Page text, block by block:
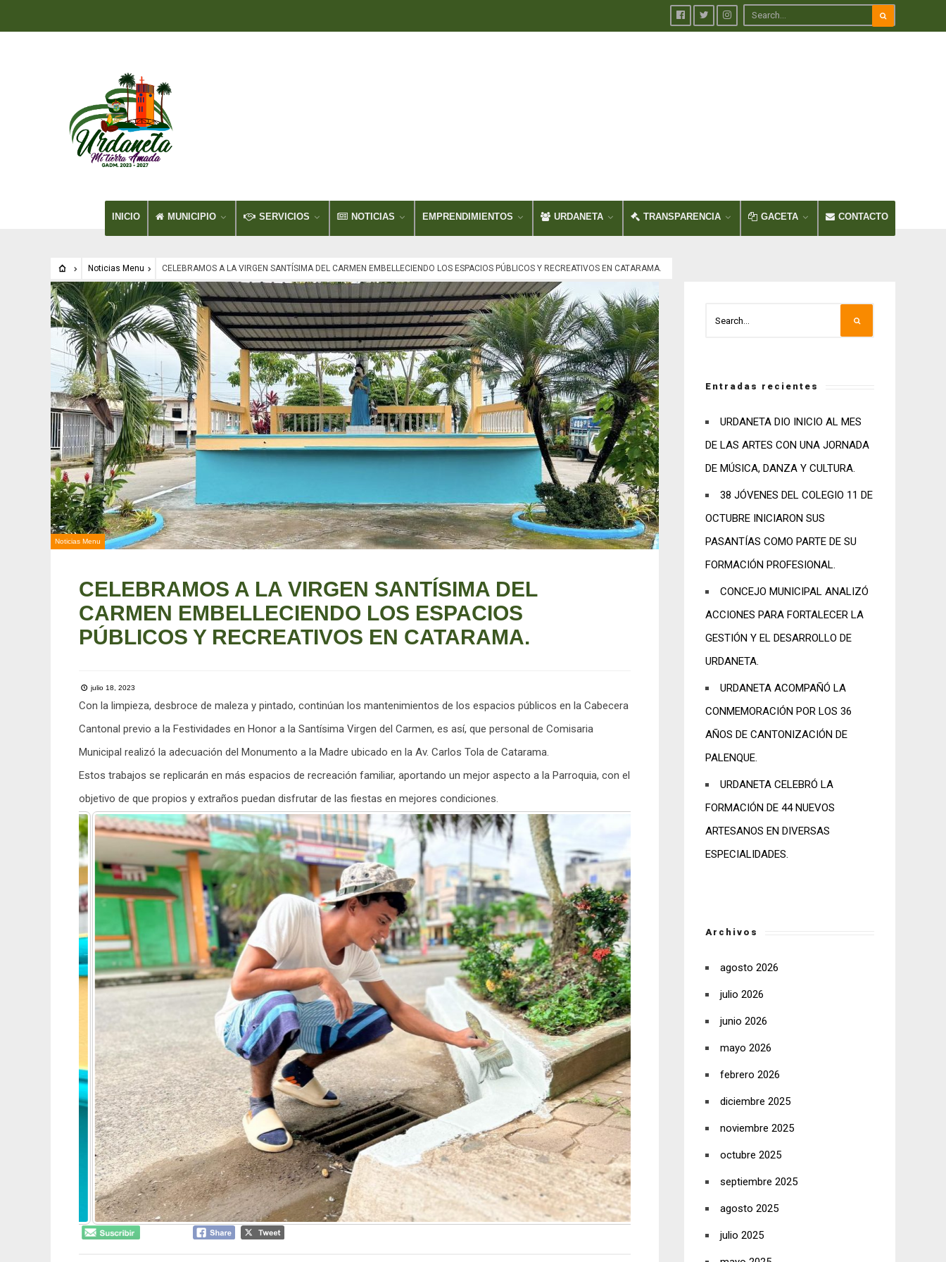
INICIO MUNICIPIO SERVICIOS NOTICIAS EMPRENDIMIENTOS URDANETA TRANSPARENCIA GACETA CONTACTO
Noticias Menu CELEBRAMOS A LA VIRGEN SANTÍSIMA DEL CARMEN EMBELLECIENDO LOS ESPACIOS PÚBLICOS Y RECREATIVOS EN CATARAMA.
Noticias Menu
CELEBRAMOS A LA VIRGEN SANTÍSIMA DEL
CARMEN EMBELLECIENDO LOS ESPACIOS
PÚBLICOS Y RECREATIVOS EN CATARAMA.
julio 18, 2023
Con la limpieza, desbroce de maleza y pintado, continúan los mantenimientos de los espacios públicos en la Cabecera
Cantonal previo a la Festividades en Honor a la Santísima Virgen del Carmen, es así, que personal de Comisaria
Municipal realizó la adecuación del Monumento a la Madre ubicado en la Av. Carlos Tola de Catarama.
Estos trabajos se replicarán en más espacios de recreación familiar, aportando un mejor aspecto a la Parroquia, con el
objetivo de que propios y extraños puedan disfrutar de las fiestas en mejores condiciones.
Entradas recientes
URDANETA DIO INICIO AL MES
DE LAS ARTES CON UNA JORNADA
DE MÚSICA, DANZA Y CULTURA.
38 JÓVENES DEL COLEGIO 11 DE
OCTUBRE INICIARON SUS
PASANTÍAS COMO PARTE DE SU
FORMACIÓN PROFESIONAL.
CONCEJO MUNICIPAL ANALIZÓ
ACCIONES PARA FORTALECER LA
GESTIÓN Y EL DESARROLLO DE
URDANETA.
URDANETA ACOMPAÑÓ LA
CONMEMORACIÓN POR LOS 36
AÑOS DE CANTONIZACIÓN DE
PALENQUE.
URDANETA CELEBRÓ LA
FORMACIÓN DE 44 NUEVOS
ARTESANOS EN DIVERSAS
ESPECIALIDADES.
Archivos
agosto 2026
julio 2026
junio 2026
mayo 2026
febrero 2026
diciembre 2025
noviembre 2025
octubre 2025
septiembre 2025
agosto 2025
julio 2025